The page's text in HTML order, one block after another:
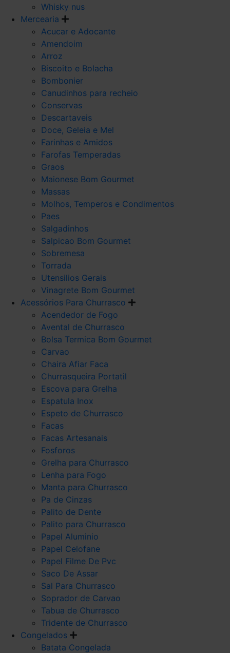
Whisky nus
Mercearia
Acucar e Adocante
Amendoim
Arroz
Biscoito e Bolacha
Bombonier
Canudinhos para recheio
Conservas
Descartaveis
Doce, Geleia e Mel
Farinhas e Amidos
Farofas Temperadas
Graos
Maionese Bom Gourmet
Massas
Molhos, Temperos e Condimentos
Paes
Salgadinhos
Salpicao Bom Gourmet
Sobremesa
Torrada
Utensilios Gerais
Vinagrete Bom Gourmet
Acessórios Para Churrasco
Acendedor de Fogo
Avental de Churrasco
Bolsa Termica Bom Gourmet
Carvao
Chaira Afiar Faca
Churrasqueira Portatil
Escova para Grelha
Espatula Inox
Espeto de Churrasco
Facas
Facas Artesanais
Fosforos
Grelha para Churrasco
Lenha para Fogo
Manta para Churrasco
Pa de Cinzas
Palito de Dente
Palito para Churrasco
Papel Aluminio
Papel Celofane
Papel Filme De Pvc
Saco De Assar
Sal Para Churrasco
Soprador de Carvao
Tabua de Churrasco
Tridente de Churrasco
Congelados
Batata Congelada